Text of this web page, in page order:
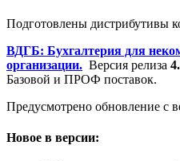
Подготовлены дистрибутивы
ВДГБ: Бухгалтерия для
организации. Версия релиза
Базовой и ПРОФ поставок.
Предусмотрено обновление с
Новое в версии: